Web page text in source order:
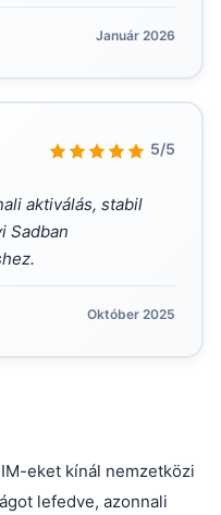
Január 2026
5/5
aktiválás, stabil
Sadban
Október 2025
eket kínál nemzetközi
lefedve, azonnali